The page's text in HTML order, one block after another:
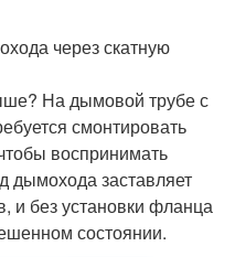
через скатную
На дымовой трубе с
смонтировать
воспринимать
дымохода заставляет
и без установки фланца
состоянии.